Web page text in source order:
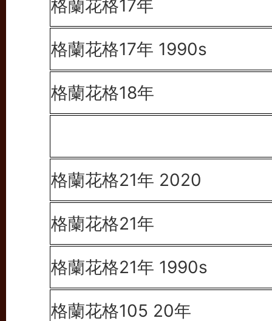
格蘭花格17年
格蘭花格17年 1990s
格蘭花格18年
格蘭花格21年 2020
格蘭花格21年
格蘭花格21年 1990s
格蘭花格105 20年